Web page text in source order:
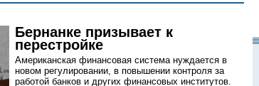
Бернанке призывает к
перестройке
Американская финансовая система нуждается в
новом регулировании, в повышении контроля за
работой банков и других финансовых институтов.